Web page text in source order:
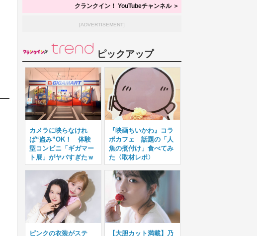
クランクイン！ YouTubeチャンネル ＞
[ADVERTISEMENT]
ピックアップ
カメラに映らなけれ
ば“盗み”OK！ 体験
型コンビニ「ギガマー
ト展」がヤバすぎたｗ
『映画ちいかわ』コラ
ボカフェ 話題の「人
魚の煮付け」食べてみ
た〈取材レポ〉
ピンクの衣装がステ 【大胆カット満載】乃